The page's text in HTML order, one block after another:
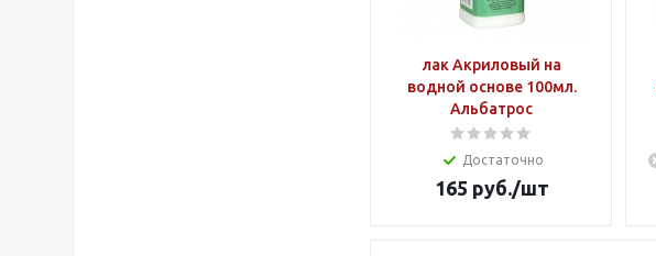
лак Акриловый на
водной основе 100мл.
Альбатрос
Достаточно
165 руб./шт